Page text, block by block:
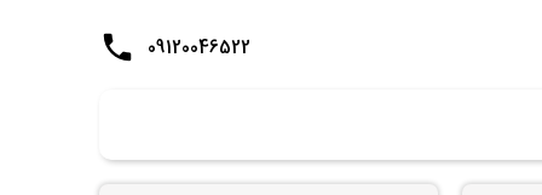
09120046522